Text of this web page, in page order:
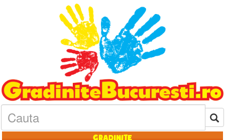
Gradinite